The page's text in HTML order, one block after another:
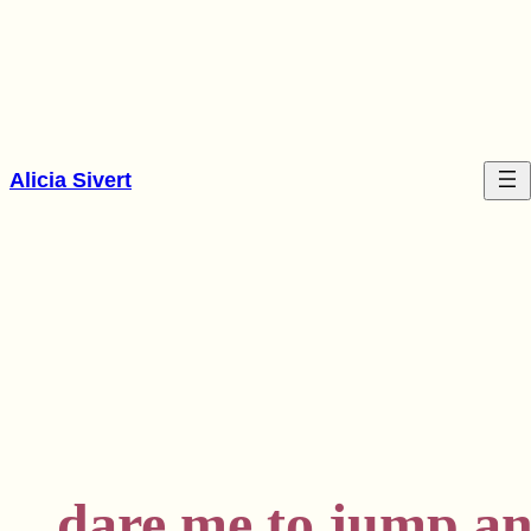
Alicia Sivert